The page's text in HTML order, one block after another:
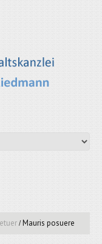
Mauris posuere